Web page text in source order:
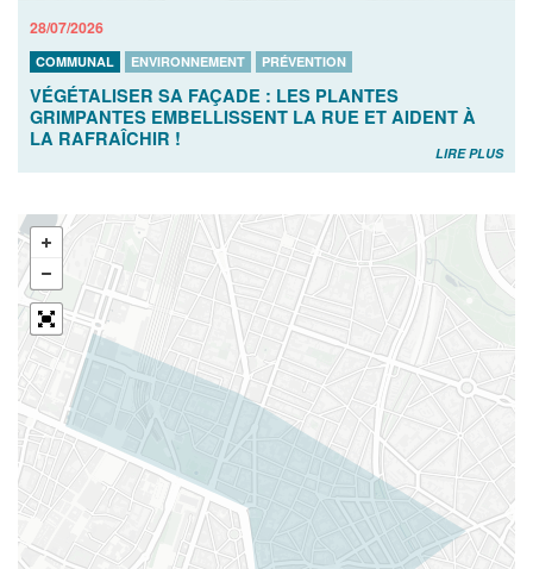
28/07/2026
COMMUNAL ENVIRONNEMENT PRÉVENTION
VÉGÉTALISER SA FAÇADE : LES PLANTES
GRIMPANTES EMBELLISSENT LA RUE ET AIDENT À
LA RAFRAÎCHIR !
LIRE PLUS